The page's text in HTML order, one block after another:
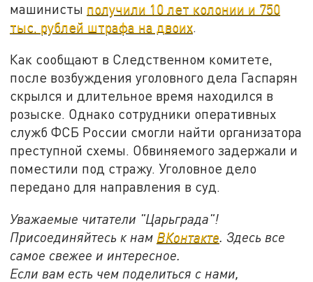
машинисты получили 10 лет колонии и 750
тыс. рублей штрафа на двоих.
Как сообщают в Следственном комитете,
после возбуждения уголовного дела Гаспарян
скрылся и длительное время находился в
розыске. Однако сотрудники оперативных
служб ФСБ России смогли найти организатора
преступной схемы. Обвиняемого задержали и
поместили под стражу. Уголовное дело
передано для направления в суд.
Уважаемые читатели "Царьграда"!
Присоединяйтесь к нам ВКонтакте. Здесь все
самое свежее и интересное.
Если вам есть чем поделиться с нами,